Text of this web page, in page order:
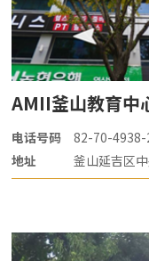
AMII釜山教育中
电话号码
82-70-4938-
地址
釜山延吉区